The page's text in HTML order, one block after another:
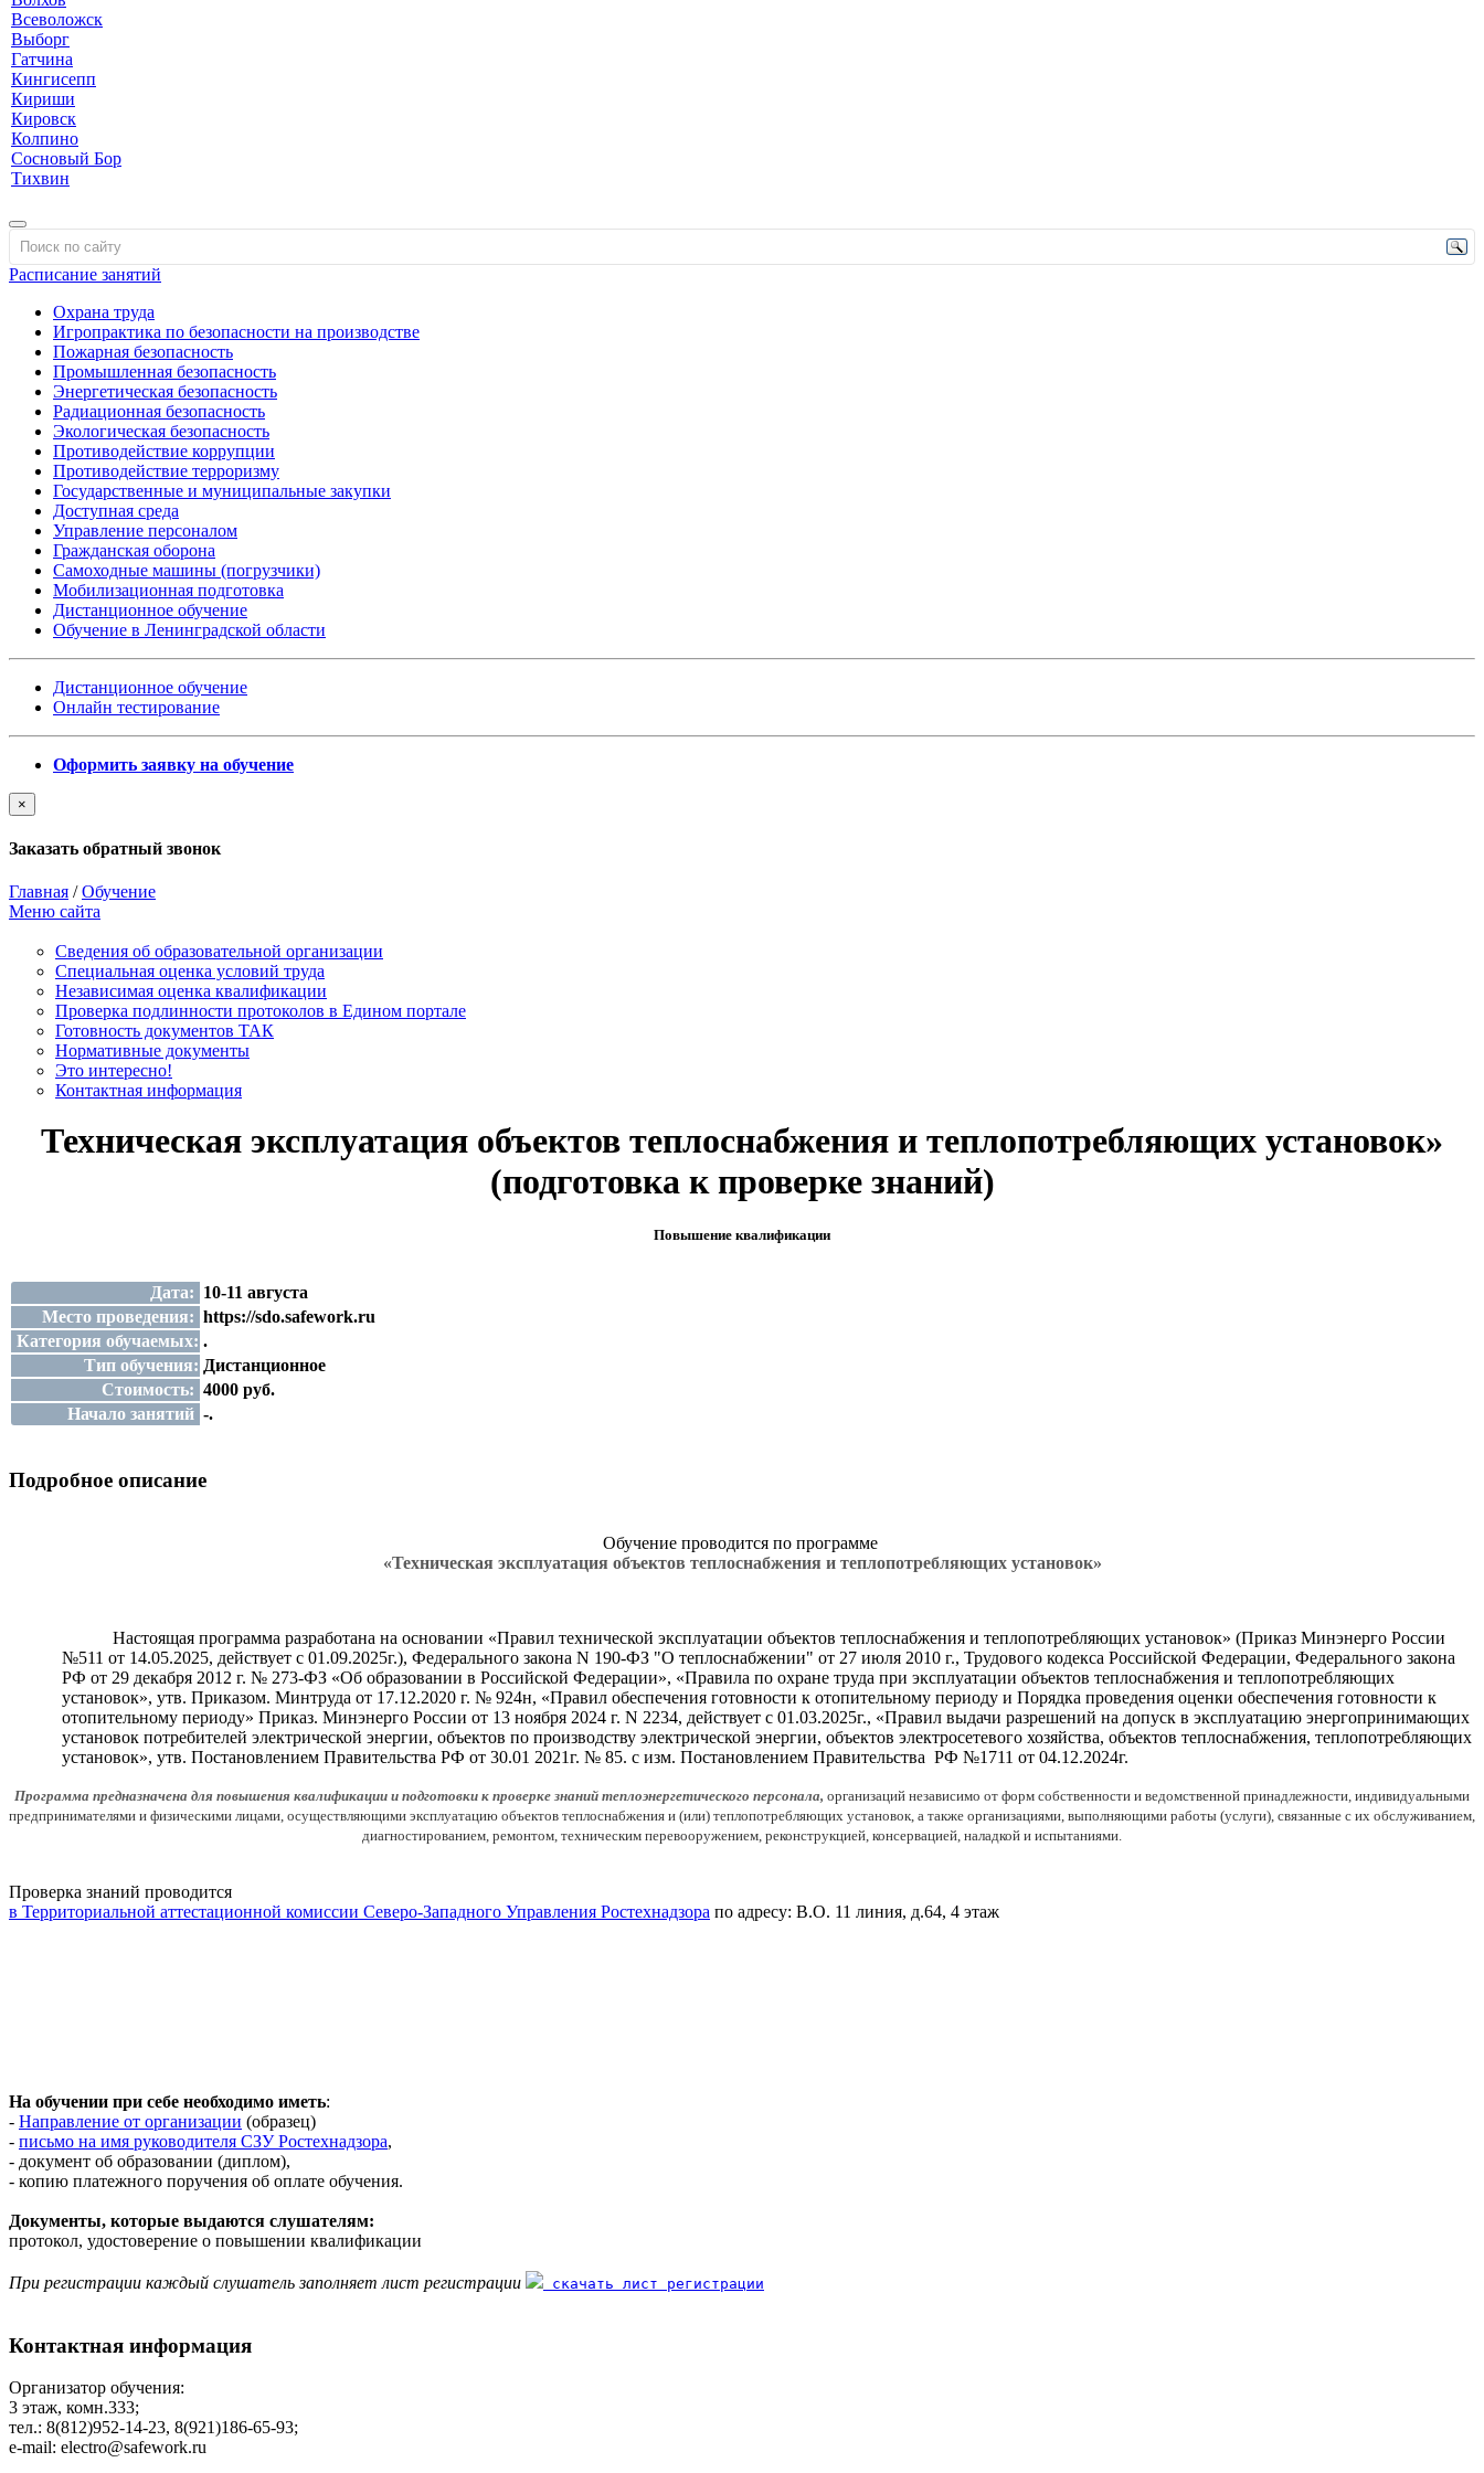
Всеволожск
Выборг
Гатчина
Кингисепп
Кириши
Кировск
Колпино
Сосновый Бор
Тихвин
Расписание занятий
Охрана труда
Игропрактика по безопасности на производстве
Пожарная безопасность
Промышленная безопасность
Энергетическая безопасность
Радиационная безопасность
Экологическая безопасность
Противодействие коррупции
Противодействие терроризму
Государственные и муниципальные закупки
Доступная среда
Управление персоналом
Гражданская оборона
Самоходные машины (погрузчики)
Мобилизационная подготовка
Дистанционное обучение
Обучение в Ленинградской области
Дистанционное обучение
Онлайн тестирование
Оформить заявку на обучение
×
Заказать обратный звонок
Главная /Обучение
Меню сайта
Сведения об образовательной организации
Cпециальная оценка условий труда
Независимая оценка квалификации
Проверка подлинности протоколов в Едином портале
Готовность документов ТАК
Нормативные документы
Это интересно!
Контактная информация
Техническая эксплуатация объектов теплоснабжения и теплопотребляющих установок»
(подготовка к проверке знаний)
Повышение квалификации
Дата: 10-11 августа
Место проведения: https://sdo.safework.ru
Категория обучаемых: .
Тип обучения: Дистанционное
Стоимость: 4000 руб.
Начало занятий -.
Подробное описание
Обучение проводится по программе
«Техническая эксплуатация объектов теплоснабжения и теплопотребляющих установок»
Настоящая программа разработана на основании «Правил технической эксплуатации объектов теплоснабжения и теплопотребляющих установок» (Приказ Минэнерго России
№511 от 14.05.2025, действует с 01.09.2025г.), Федерального закона N 190-ФЗ "О теплоснабжении" от 27 июля 2010 г., Трудового кодекса Российской Федерации, Федерального закона
РФ от 29 декабря 2012 г. № 273-ФЗ «Об образовании в Российской Федерации», «Правила по охране труда при эксплуатации объектов теплоснабжения и теплопотребляющих
установок», утв. Приказом. Минтруда от 17.12.2020 г. № 924н, «Правил обеспечения готовности к отопительному периоду и Порядка проведения оценки обеспечения готовности к
отопительному периоду» Приказ. Минэнерго России от 13 ноября 2024 г. N 2234, действует с 01.03.2025г., «Правил выдачи разрешений на допуск в эксплуатацию энергопринимающих
установок потребителей электрической энергии, объектов по производству электрической энергии, объектов электросетевого хозяйства, объектов теплоснабжения, теплопотребляющих
установок», утв. Постановлением Правительства РФ от 30.01 2021г. № 85. с изм. Постановлением Правительства РФ №1711 от 04.12.2024г.
Программа предназначена для повышения квалификации и подготовки к проверке знаний теплоэнергетического персонала, организаций независимо от форм собственности и ведомственной принадлежности, индивидуальными
предпринимателями и физическими лицами, осуществляющими эксплуатацию объектов теплоснабжения и (или) теплопотребляющих установок, а также организациями, выполняющими работы (услуги), связанные с их обслуживанием,
диагностированием, ремонтом, техническим перевооружением, реконструкцией, консервацией, наладкой и испытаниями.
Проверка знаний проводится
в Территориальной аттестационной комиссии Северо-Западного Управления Ростехнадзора по адресу: В.О. 11 линия, д.64, 4 этаж
На обучении при себе необходимо иметь:
- Направление от организации (образец)
- письмо на имя руководителя СЗУ Ростехнадзора,
- документ об образовании (диплом),
- копию платежного поручения об оплате обучения.
Документы, которые выдаются слушателям:
протокол, удостоверение о повышении квалификации
При регистрации каждый слушатель заполняет лист регистрации скачать лист регистрации
Контактная информация
Организатор обучения:
3 этаж, комн.333;
тел.: 8(812)952-14-23, 8(921)186-65-93;
е-mаil: electro@safework.ru